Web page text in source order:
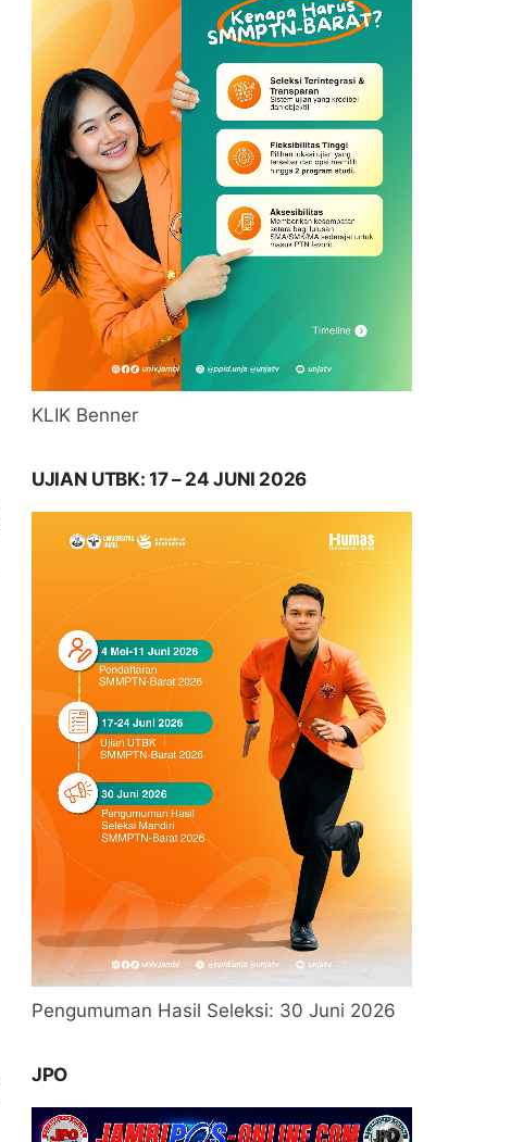
KLIK Benner
UJIAN UTBK: 17 – 24 JUNI 2026
Pengumuman Hasil Seleksi: 30 Juni 2026
JPO